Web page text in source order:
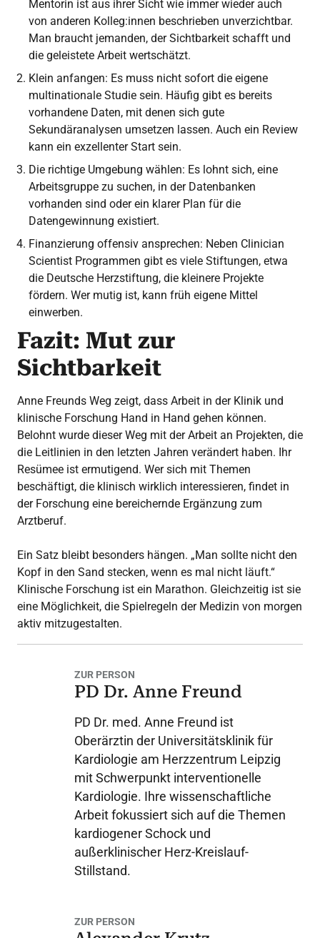
Mentorin ist aus ihrer Sicht wie immer wieder auch
von anderen Kolleg:innen beschrieben unverzichtbar.
Man braucht jemanden, der Sichtbarkeit schafft und
die geleistete Arbeit wertschätzt.
Klein anfangen: Es muss nicht sofort die eigene
multinationale Studie sein. Häufig gibt es bereits
vorhandene Daten, mit denen sich gute
Sekundäranalysen umsetzen lassen. Auch ein Review
kann ein exzellenter Start sein.
Die richtige Umgebung wählen: Es lohnt sich, eine
Arbeitsgruppe zu suchen, in der Datenbanken
vorhanden sind oder ein klarer Plan für die
Datengewinnung existiert.
Finanzierung offensiv ansprechen: Neben Clinician
Scientist Programmen gibt es viele Stiftungen, etwa
die Deutsche Herzstiftung, die kleinere Projekte
fördern. Wer mutig ist, kann früh eigene Mittel
einwerben.
Fazit: Mut zur
Sichtbarkeit
Anne Freunds Weg zeigt, dass Arbeit in der Klinik und
klinische Forschung Hand in Hand gehen können.
Belohnt wurde dieser Weg mit der Arbeit an Projekten, die
die Leitlinien in den letzten Jahren verändert haben. Ihr
Resümee ist ermutigend. Wer sich mit Themen
beschäftigt, die klinisch wirklich interessieren, findet in
der Forschung eine bereichernde Ergänzung zum
Arztberuf.
Ein Satz bleibt besonders hängen. „Man sollte nicht den
Kopf in den Sand stecken, wenn es mal nicht läuft.“
Klinische Forschung ist ein Marathon. Gleichzeitig ist sie
eine Möglichkeit, die Spielregeln der Medizin von morgen
aktiv mitzugestalten.
ZUR PERSON
PD Dr. Anne Freund
PD Dr. med. Anne Freund ist
Oberärztin der Universitätsklinik für
Kardiologie am Herzzentrum Leipzig
mit Schwerpunkt interventionelle
Kardiologie. Ihre wissenschaftliche
Arbeit fokussiert sich auf die Themen
kardiogener Schock und
außerklinischer Herz-Kreislauf-
Stillstand.
ZUR PERSON